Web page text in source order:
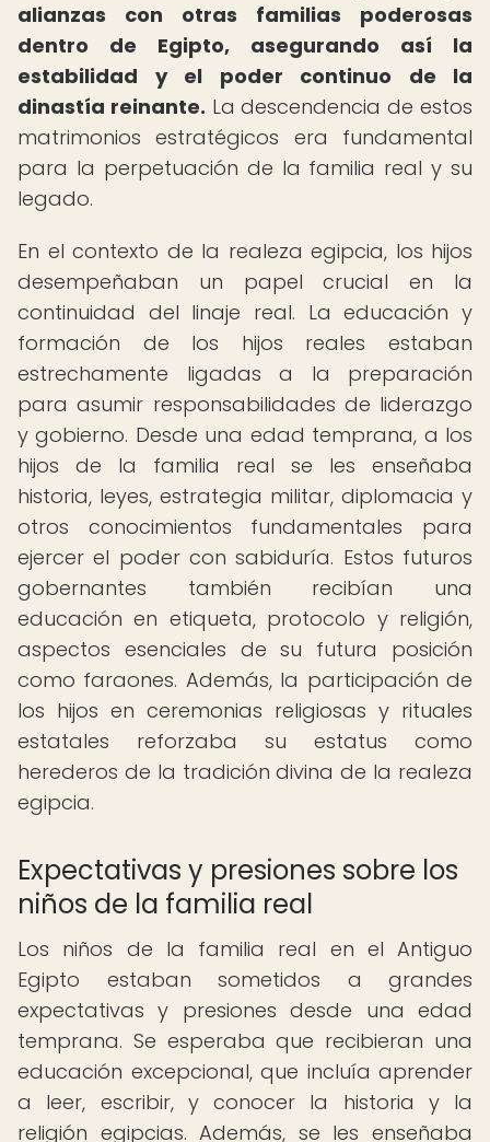
alianzas con otras familias poderosas
dentro de Egipto, asegurando así la
estabilidad y el poder continuo de la
dinastía reinante. La descendencia de estos
matrimonios estratégicos era fundamental
para la perpetuación de la familia real y su
legado.
En el contexto de la realeza egipcia, los hijos
desempeñaban un papel crucial en la
continuidad del linaje real. La educación y
formación de los hijos reales estaban
estrechamente ligadas a la preparación
para asumir responsabilidades de liderazgo
y gobierno. Desde una edad temprana, a los
hijos de la familia real se les enseñaba
historia, leyes, estrategia militar, diplomacia y
otros conocimientos fundamentales para
ejercer el poder con sabiduría. Estos futuros
gobernantes también recibían una
educación en etiqueta, protocolo y religión,
aspectos esenciales de su futura posición
como faraones. Además, la participación de
los hijos en ceremonias religiosas y rituales
estatales reforzaba su estatus como
herederos de la tradición divina de la realeza
egipcia.
Expectativas y presiones sobre los
niños de la familia real
Los niños de la familia real en el Antiguo
Egipto estaban sometidos a grandes
expectativas y presiones desde una edad
temprana. Se esperaba que recibieran una
educación excepcional, que incluía aprender
a leer, escribir, y conocer la historia y la
religión egipcias. Además, se les enseñaba